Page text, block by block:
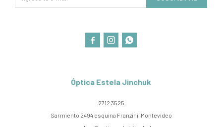
Óptica Estela Jinchuk
2712 3525
Sarmiento 2494 esquina Franzini, Montevideo
  